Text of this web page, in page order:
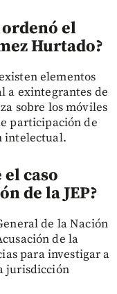
ordenó el
Hurtado?
elementos
a exintegrantes de
sobre los móviles
participación de
intelectual.
caso
de la JEP?
de la Nación
de la
para investigar a
jurisdicción